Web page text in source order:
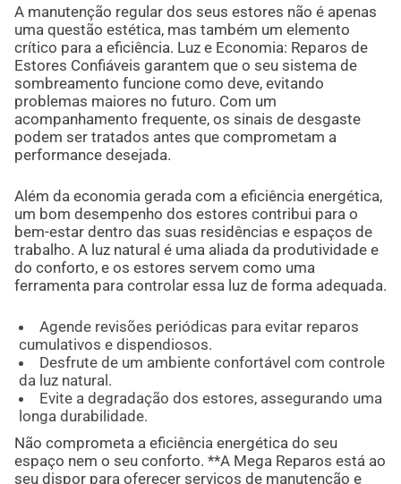
A manutenção regular dos seus estores não é apenas
uma questão estética, mas também um elemento
crítico para a eficiência. Luz e Economia: Reparos de
Estores Confiáveis garantem que o seu sistema de
sombreamento funcione como deve, evitando
problemas maiores no futuro. Com um
acompanhamento frequente, os sinais de desgaste
podem ser tratados antes que comprometam a
performance desejada.
Além da economia gerada com a eficiência energética,
um bom desempenho dos estores contribui para o
bem-estar dentro das suas residências e espaços de
trabalho. A luz natural é uma aliada da produtividade e
do conforto, e os estores servem como uma
ferramenta para controlar essa luz de forma adequada.
Agende revisões periódicas para evitar reparos
cumulativos e dispendiosos.
Desfrute de um ambiente confortável com controle
da luz natural.
Evite a degradação dos estores, assegurando uma
longa durabilidade.
Não comprometa a eficiência energética do seu
espaço nem o seu conforto. **A Mega Reparos está ao
seu dispor para oferecer serviços de manutenção e